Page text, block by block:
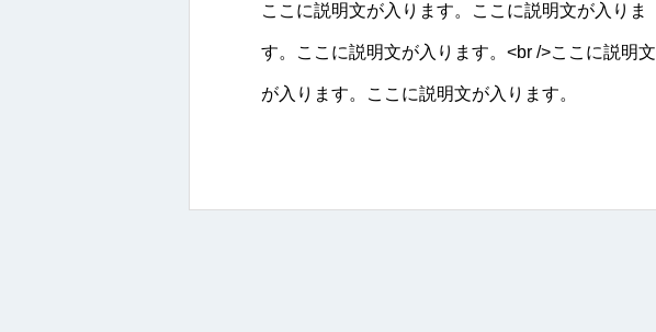
ここに説明文が入ります。ここに説明文が入りま
す。ここに説明文が入ります。<br />ここに説明文
が入ります。ここに説明文が入ります。